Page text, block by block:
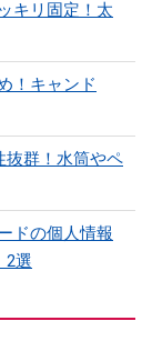
キリ固定！太
！キャンド
抜群！水筒やペ
ドの個人情報
2選